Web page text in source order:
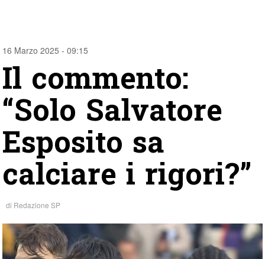
16 Marzo 2025 - 09:15
Il commento:
“Solo Salvatore
Esposito sa
calciare i rigori?”
di Redazione SP